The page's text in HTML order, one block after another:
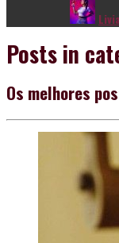
Posts in
Os melhores